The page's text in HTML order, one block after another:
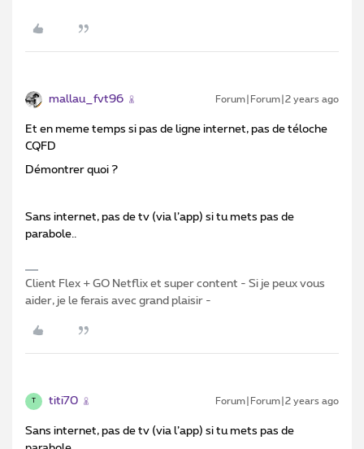
mallau_fvt96 Forum|Forum|2 years ago
Et en meme temps si pas de ligne internet, pas de téloche
CQFD
Démontrer quoi ?
Sans internet, pas de tv (via l’app) si tu mets pas de
parabole..
Client Flex + GO Netflix et super content - Si je peux vous
aider, je le ferais avec grand plaisir -
titi70 Forum|Forum|2 years ago
Sans internet, pas de tv (via l’app) si tu mets pas de